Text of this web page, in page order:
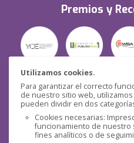
Utilizamos cookies.
Para garantizar el correcto
de nuestro sitio web,
pueden dividir en dos
Cookies necesarias:
funcionamiento de nuestro
fines analíticos o de
Premios y